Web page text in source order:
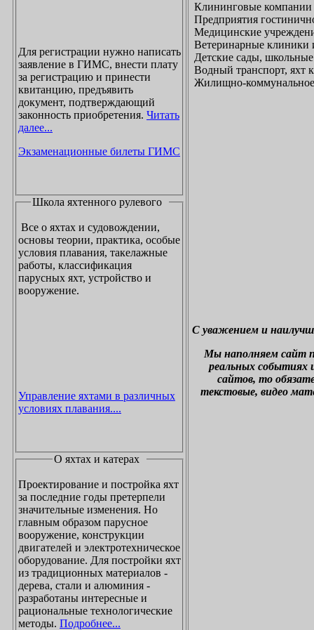
Для регистрации нужно написать
заявление в ГИМС, внести плату
за регистрацию и принести
квитанцию, предъявить
документ, подтверждающий
законность приобретения. Читать
далее...
Экзаменационные билеты ГИМС
Школа яхтенного рулевого
Все о яхтах и судовождении,
основы теории, практика, особые
условия плавания, такелажные
работы, классификация
парусных яхт, устройство и
вооружение.
Управление яхтами в различных
условиях плавания....
О яхтах и катерах
Проектирование и постройка яхт
за последние годы претерпели
значительные изменения. Но
главным образом парусное
вооружение, конструкции
двигателей и электротехническое
оборудование. Для постройки яхт
из традиционных материалов -
дерева, стали и алюминия -
разработаны интересные и
рациональные технологические
методы. Подробнее...
Клининговые компании
Предприятия
Медицинские
Ветеринарные клиники
Детские сады,
Водный транспорт,
Жилищно-коммунальное
С уважением и
Мы наполняем сайт
реальных событиях
сайтов, то
текстовые, видео